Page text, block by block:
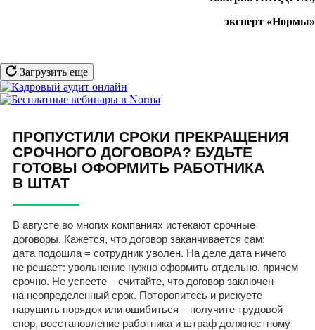
эксперт «Нормы»
Загрузить еще
ПРОПУСТИЛИ СРОКИ ПРЕКРАЩЕНИЯ
СРОЧНОГО ДОГОВОРА? БУДЬТЕ
ГОТОВЫ ОФОРМИТЬ РАБОТНИКА
В ШТАТ
В августе во многих компаниях истекают срочные
договоры. Кажется, что договор заканчивается сам:
дата подошла = сотрудник уволен. На деле дата ничего
не решает: увольнение нужно оформить отдельно, причем
срочно. Не успеете – считайте, что договор заключен
на неопределенный срок. Поторопитесь и рискуете
нарушить порядок или ошибиться – получите трудовой
спор, восстановление работника и штраф должностному